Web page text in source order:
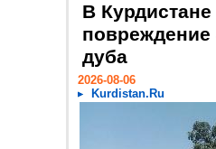
В
повреждение
дуба
2026-08-06
Kurdistan.Ru